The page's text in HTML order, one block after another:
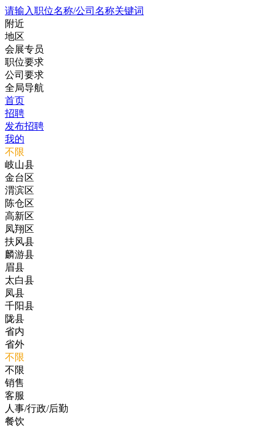
请输入职位名称/公司名称关键词
附近
地区
会展专员
职位要求
公司要求
全局导航
首页
招聘
发布招聘
我的
不限
岐山县
金台区
渭滨区
陈仓区
高新区
凤翔区
扶风县
麟游县
眉县
太白县
凤县
千阳县
陇县
省内
省外
不限
不限
销售
客服
人事/行政/后勤
餐饮